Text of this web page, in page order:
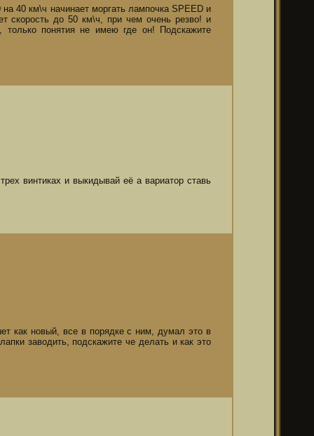
40 км\ч начинает моргать лампочка SPEED и
скорость до 50 км\ч, при чем очень резво! и
понятия не имею где он! Подскажите
винтиках и выкидывай её а вариатор ставь
как новый, все в порядке с ним, думал это в
заводить, подскажите че делать и как это